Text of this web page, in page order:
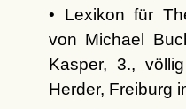
• Lexikon für
von Michael
Kasper, 3.,
Herder, Freiburg